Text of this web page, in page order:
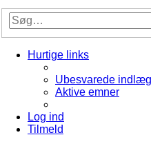
Hurtige links
Ubesvarede indlæg
Aktive emner
Log ind
Tilmeld